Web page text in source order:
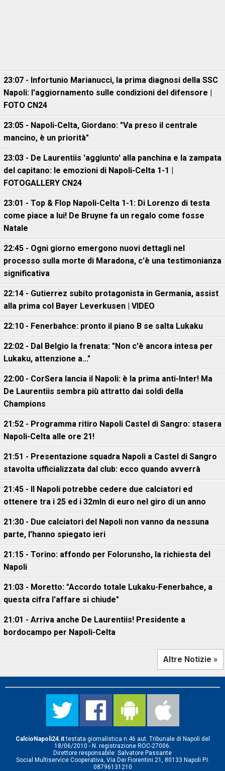
23:07 - Infortunio Marianucci, la prima diagnosi della SSC
Napoli: l'aggiornamento sulle condizioni del difensore |
FOTO CN24
23:05 - Napoli-Celta, Giordano: "Va preso il centrale
mancino, è un priorità"
23:03 - De Laurentiis 'aggiunto' alla panchina e la zampata
del capitano: le emozioni di Napoli-Celta 1-1 |
FOTOGALLERY CN24
23:01 - Top & Flop Napoli-Celta 1-1: Di Lorenzo di testa
come piace a lui! De Bruyne fa un regalo come fosse
Natale
22:45 - Ogni giorno emergono nuovi dettagli nel
processo sulla morte di Maradona, c'è una testimonianza
significativa
22:14 - Gutierrez subito protagonista in Germania, assist
alla prima col Bayer Leverkusen | VIDEO
22:10 - Fenerbahce: pronto il piano B se salta Lukaku
22:02 - Dal Belgio la frenata: "Non c'è ancora intesa per
Lukaku, attenzione a..."
22:00 - CorSera lancia il Napoli: è la prima anti-Inter! Ma
De Laurentiis sembra più attratto dai soldi della
Champions
21:52 - Programma ritiro Napoli Castel di Sangro: stasera
Napoli-Celta alle ore 21!
21:51 - Presentazione squadra Napoli a Castel di Sangro
stavolta ufficializzata dal club: ecco quando avverrà
21:45 - Il Napoli potrebbe cedere due calciatori ed
ottenere tra i 25 ed i 32mln di euro nel giro di un anno
21:30 - Due calciatori del Napoli non vanno da nessuna
parte, l'hanno spiegato ieri
21:15 - Torino: affondo per Folorunsho, la richiesta del
Napoli
21:03 - Moretto: "Accordo totale Lukaku-Fenerbahce, a
questa cifra l'affare si chiude"
21:01 - Arriva anche De Laurentiis! Presidente a
bordocampo per Napoli-Celta
Altre Notizie »
CalcioNapoli24.ittestata giornalistica n.46 aut. Tribunale di Napoli del
18/06/2010 - N. registrazione ROC-27006.
Direttore responsabile: Salvatore Passante
Social Multiservice Cooperativa, Via Dei Fiorentini 21, 80133 Napoli P.I.
08796131210